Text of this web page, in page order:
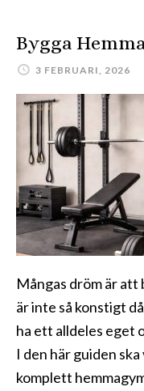
Bygga
3 FEBRUARI, 2026
Mångas dröm är
är inte så konstigt
ha ett alldeles eget
I den här guiden
komplett